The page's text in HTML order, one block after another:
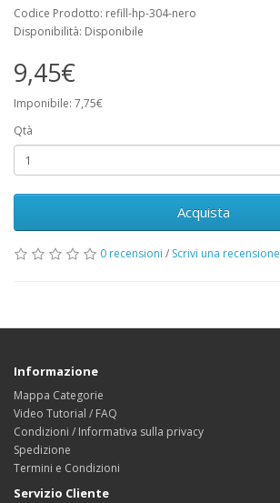
Codice Prodotto: refill-hp-304-nero
Disponibilità: Disponibile
9,45€
Imponibile: 7,75€
Qtà
Acquista
0 recensioni / Scrivi una recensione
Informazione
Mappa Categorie
Video Tutorial / FAQ
Condizioni / Informativa sulla privacy
Spedizione
Termini e Condizioni
Servizio Cliente